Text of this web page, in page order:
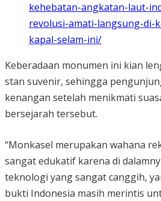
kehebatan-angkatan-laut-
revolusi-amati-langsung-di-
kapal-selam-ini/
Keberadaan monumen ini kian
stan suvenir, sehingga
kenangan setelah menikmati
bersejarah tersebut.
“Monkasel merupakan wahana
sangat edukatif karena di
teknologi yang sangat canggih,
bukti Indonesia masih merintis